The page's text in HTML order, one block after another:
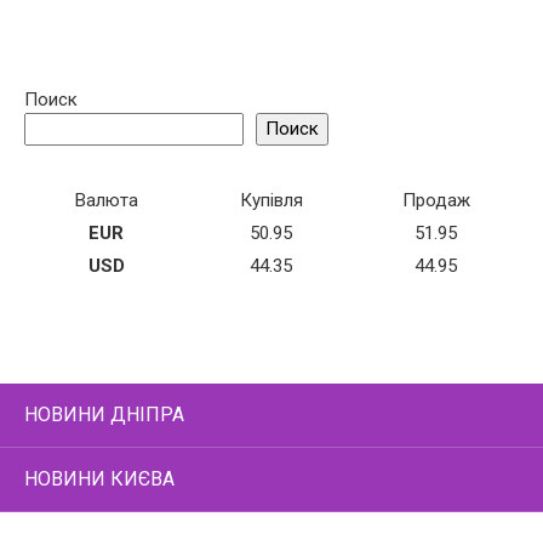
Поиск
Поиск
Валюта Купівля
Продаж
EUR
50.95
51.95
USD
44.35 44.95
НОВИНИ ДНІПРА
НОВИНИ КИЄВА